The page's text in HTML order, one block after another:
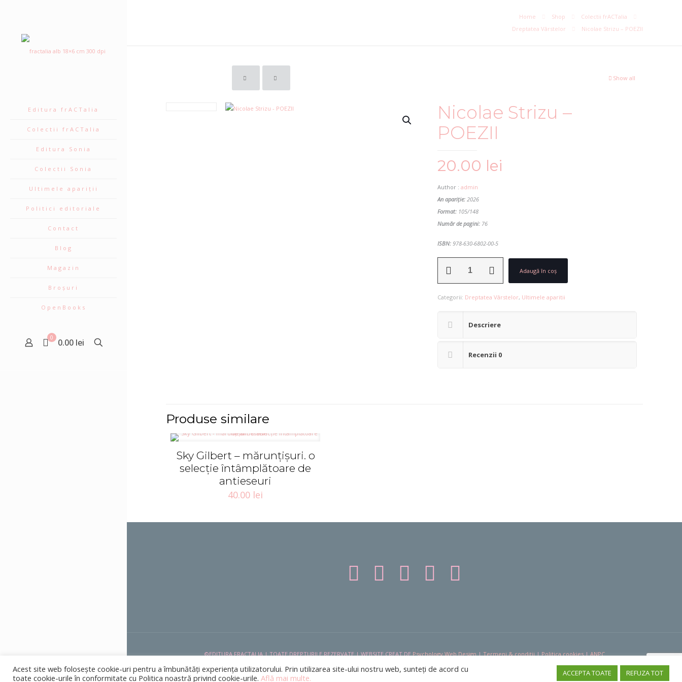
Editura frACTalia
Colectii frACTalia
Editura Sonia
Colectii Sonia
Ultimele apariții
Politici editoriale
Contact
Blog
Magazin
Broșuri
OpenBooks
0 0.00 lei
contact@fractallia.ro
Home Shop
Colectii frACTalia
Dreptatea Vârstelor
Nicolae Strizu – POEZII
Show all
Nicolae Strizu –
POEZII
20.00 lei
Author : admin
An apariție:2026
Format:105/148
Număr de pagini:76
ISBN:978-630-6802-00-5
Nicolae
-
Adaugă în coș
Categorii: Dreptatea Vârstelor, Ultimele aparitii
Descriere
Recenzii 0
Produse similare
Sky Gilbert – mărunțișuri. o
selecție întâmplătoare de
antieseuri
40.00 lei
©EDITURA FRACTALIA | TOATE DREPTURILE REZERVATE | WEBSITE CREAT DEPsychology Web Design|Termeni & condiții|Politica cookies|ANPC
Acest site web folosește cookie-uri pentru a îmbunătăți experiența utilizatorului. Prin utilizarea site-ului nostru web, sunteți de acord cu
toate cookie-urile în conformitate cu Politica noastră privind cookie-urile. Află mai multe. ACCEPTA TOATE REFUZA TOT